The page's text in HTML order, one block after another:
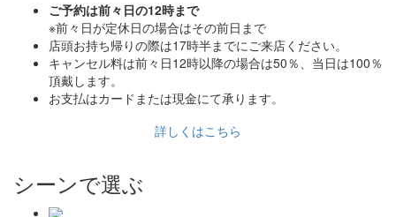
ご予約は前々日の12時まで
※前々日が定休日の場合はその前日まで
店頭お持ち帰りの際は17時半までにご来店ください。
キャンセル料は前々日12時以降の場合は50％、当日は100％
頂戴します。
お支払はカードまたは現金にて承ります。
詳しくはこちら
シーンで選ぶ